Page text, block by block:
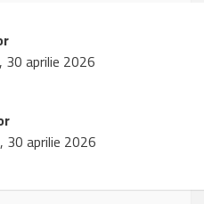
30 aprilie 2026
30 aprilie 2026